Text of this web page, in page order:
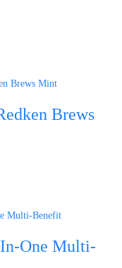
Brews
One Multi-